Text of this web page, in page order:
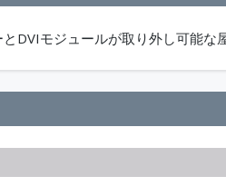
とDVIモジュールが取り外し可能